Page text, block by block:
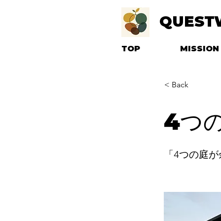
TOP MISSION
< Back
4つ
「4つの庭